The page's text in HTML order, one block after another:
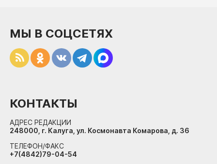
МЫ В СОЦСЕТЯХ
КОНТАКТЫ
АДРЕС РЕДАКЦИИ
248000, г. Калуга, ул. Космонавта Комарова, д. 36
ТЕЛЕФОН/ФАКС
+7(4842)79-04-54